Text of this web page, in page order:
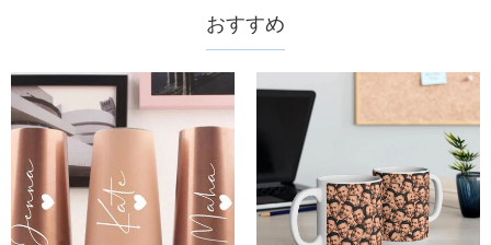
無料となります。（一部離島や遠方へご発送の場合、中継料が
納期=製作作業時間+配送時間 受注製作品のため、ご入金を確
認してから制作となります。大量生産品ではなく、一つ一つ手
でお作りしており、予定作業時間は商品ページに記載しており
ます。そしてご購入の際にお選び頂いた「配送方法」の選択に
よって、お届け日数が異なります。詳細は
までご
確認ください。.
商品に納品書などの明細書は同梱されますか？
ません。領収書発行をご希望の場合は、ご注文明細をメールに
てご確認ください。
商品を海外へ直接発送することは可能でしょうか。
はい、対応可能です。海外配送をご希望の場合は、カスタマー
サポートまで詳しい海外配送先情報をお送りください。配送先
の国・地域によって送料が異なります。また、海外配送の際は
受取人様に関税が発生する場合がございます。
返品・交換はできますか？
お客様が商品受け取り後、60日以内の未使用品の返品は可能で
す。受注生産品のため、返品は50%の返品手数料(材料費)が発
生致します。詳細は
キャンセル/返品についてまでご確認くだ
さい。.
注文＆支払いについて
注文後に注文の内容を変更できますか？
おすすめ